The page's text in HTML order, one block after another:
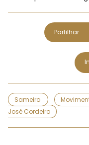
Partilhar
Sameiro
José Cordeiro